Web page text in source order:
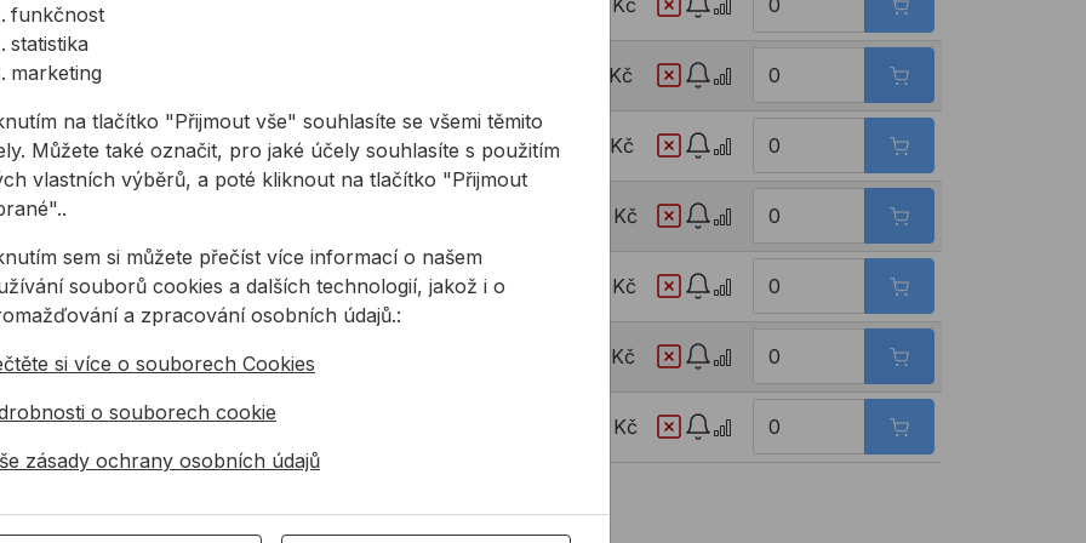
4,8x10mm
1136,19 Kč
4,8x12mm
4.8 12 500 ks 1191,85 Kč 1191,85 Kč
4,8x14mm
1245,09 Kč
4,8x16mm
4.8 16 500 ks 1352,78 Kč 1352,78 Kč
4,8x20mm
4.8 20 2217,93 Kč
4,8x25mm
4.8 2490,18 Kč
funkčnost
statistika
marketing
na tlačítko "Přijmout vše" souhlasíte se všemi těmito
Můžete také označit, pro jaké účely souhlasíte s použitím
vlastních výběrů, a poté kliknout na tlačítko "Přijmout
sem si můžete přečíst více informací o našem
souborů cookies a dalších technologií, jakož i o
a zpracování osobních údajů.:
si více o souborech Cookies
o souborech cookie
zásady ochrany osobních údajů